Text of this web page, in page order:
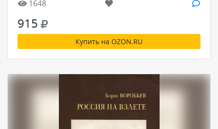
1648
915
Купить на OZON.RU